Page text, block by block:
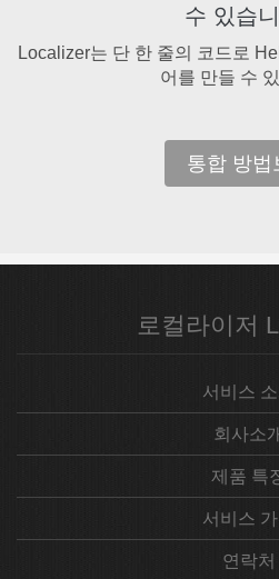
수 있습
Localizer는 단 한 줄의 코드로
어를 만들 수
통합 방법
로컬라이저
서비스 소
회사소
제품 특
서비스 가
연락처